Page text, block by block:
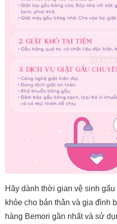
Hãy dành thời gian vệ sinh
khỏe cho bản thân và gia đình
hàng Bemori gần nhất và sử